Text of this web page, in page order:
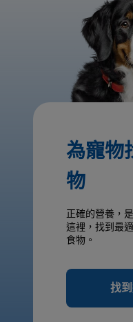
為寵物
物
正確的營養，
這裡，找到最
食物。
找